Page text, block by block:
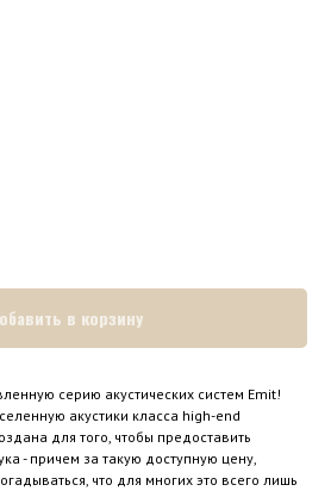
в корзину
серию акустических систем Emit!
акустики класса high-end
для того, чтобы предоставить
- причем за такую доступную цену,
что для многих это всего лишь